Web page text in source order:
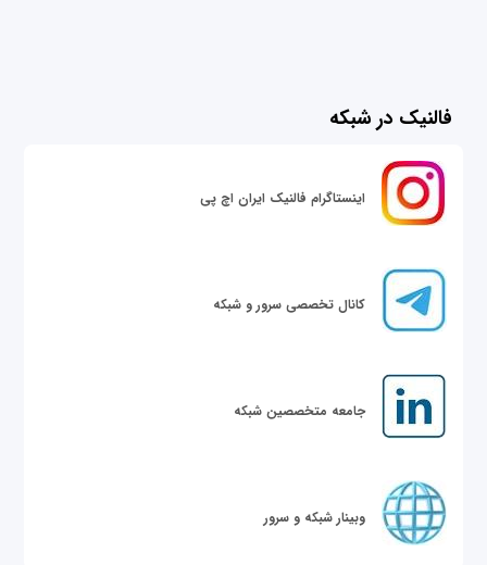
فالنیک در شبکه
اینستاگرام فالنیک ایران اچ پی
کانال تخصصی سرور و شبکه
جامعه متخصصین شبکه
وبینار شبکه و سرور